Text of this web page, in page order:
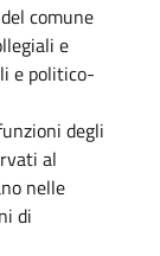
comune
e
e politico-
degli
al
nelle
di